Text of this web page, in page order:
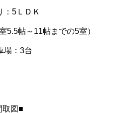
：5ＬＤＫ
帖～11帖までの5室）
場：3台
取図■